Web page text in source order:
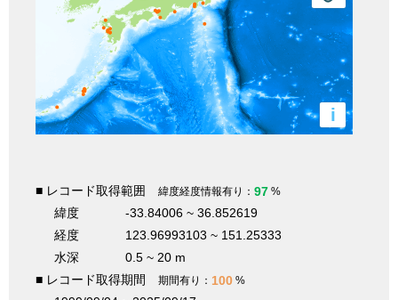
i
■ レコード取得範囲 緯度経度情報有り： 97 %
緯度
-33.84006 ~ 36.852619
経度
123.96993103 ~ 151.25333
水深
0.5 ~ 20 m
■ レコード取得期間
期間有り： 100 %